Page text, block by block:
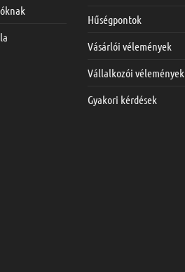
Hűségpontok
Vásárlói vélemények
Vállalkozói vélemények
Gyakori kérdések